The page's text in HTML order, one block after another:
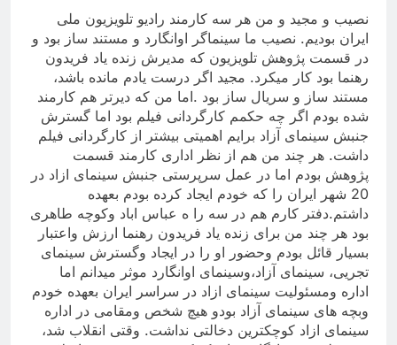
نصیب و مجید و من هر سه کارمند رادیو تلویزیون ملی
ایران بودیم. نصیب ما سینماگر اوانگارد و مستند ساز بود و
در قسمت پژوهش تلویزیون که مدیرش زنده یاد فریدون
رهنما بود کار میکرد. مجید اگر درست یادم مانده باشد،
مستند ساز و سریال ساز بود .اما من که دیرتر هم کارمند
شده بودم اگر چه حکمم کارگردانی فیلم بود اما گسترش
جنبش سینمای آزاد برایم اهمیتی بیشتر از کارگردانی فیلم
داشت. هر چند من هم از نظر اداری کارمند قسمت
پژوهش بودم اما در عمل سرپرستی جنبش سینمای ازاد در
20 شهر ایران را که خودم ایجاد کرده بودم بعهده
داشتم.دفتر کارم هم در سه را ه عباس اباد وکوچه طاهری
بود هر چند من برای زنده یاد فریدون رهنما ارزش واعتبار
بسیار قائل بودم وحضور او را در ایجاد وگسترش سینمای
تجریی، سینمای آزاد،وسینمای اوانگارد موثر میدانم اما
اداره ومسئولیت سینمای ازاد در سراسر ایران بعهده خودم
وبچه های سینمای آزاد بودو هیچ شخص ومقامی در اداره
سینمای ازاد کوچکترین دخالتی نداشت. وقتی انقلاب شد،